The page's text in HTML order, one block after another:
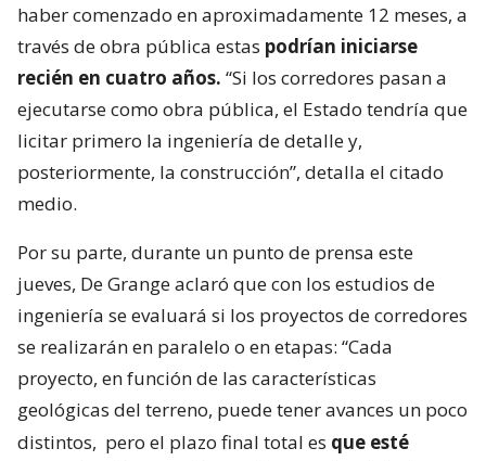
haber comenzado en aproximadamente 12 meses, a
través de obra pública estas podrían iniciarse
recién en cuatro años. “Si los corredores pasan a
ejecutarse como obra pública, el Estado tendría que
licitar primero la ingeniería de detalle y,
posteriormente, la construcción”, detalla el citado
medio.
Por su parte, durante un punto de prensa este
jueves, De Grange aclaró que con los estudios de
ingeniería se evaluará si los proyectos de corredores
se realizarán en paralelo o en etapas: “Cada
proyecto, en función de las características
geológicas del terreno, puede tener avances un poco
distintos, pero el plazo final total es que esté